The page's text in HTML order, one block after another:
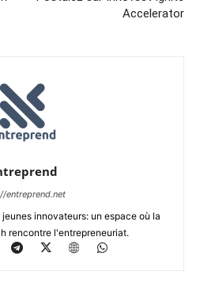
Accelerator
entreprend.net
innovateurs: un espace où la
rencontre l'entrepreneuriat.